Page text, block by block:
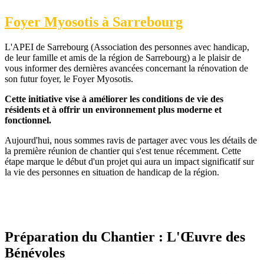
Foyer Myosotis à Sarrebourg
L'APEI de Sarrebourg (Association des personnes avec handicap,
de leur famille et amis de la région de Sarrebourg) a le plaisir de
vous informer des dernières avancées concernant la rénovation de
son futur foyer, le Foyer Myosotis.
Cette initiative vise à améliorer les conditions de vie des
résidents et à offrir un environnement plus moderne et
fonctionnel.
Aujourd'hui, nous sommes ravis de partager avec vous les détails de
la première réunion de chantier qui s'est tenue récemment. Cette
étape marque le début d'un projet qui aura un impact significatif sur
la vie des personnes en situation de handicap de la région.
Préparation du Chantier : L'Œuvre des
Bénévoles